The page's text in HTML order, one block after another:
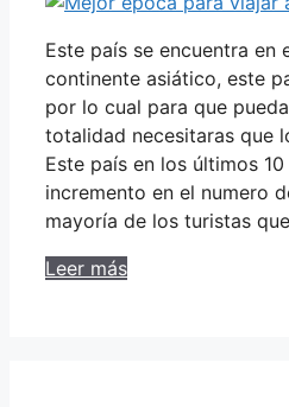
Este país se encuentra en
continente asiático, este
por lo cual para que
totalidad necesitaras que
Este país en los últimos
incremento en el numero
mayoría de los turistas
Leer más